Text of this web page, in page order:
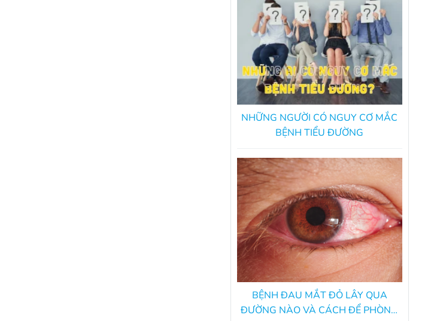
NHỮNG NGƯỜI CÓ NGUY CƠ MẮC
BỆNH TIỂU ĐƯỜNG
BỆNH ĐAU MẮT ĐỎ LÂY QUA
ĐƯỜNG NÀO VÀ CÁCH ĐỂ PHÒNG